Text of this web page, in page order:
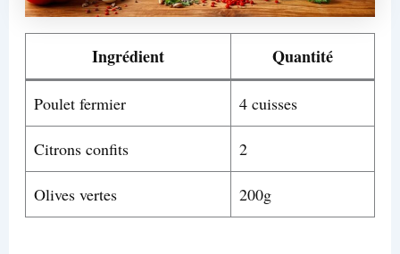
Ingrédient Quantité
Poulet fermier 4 cuisses
Citrons confits 2
Olives vertes 200g